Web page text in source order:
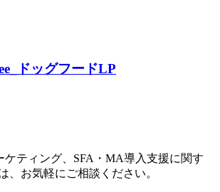
ドッグフードLP
ケティング、SFA・MA導入支援に関す
、お気軽にご相談ください。